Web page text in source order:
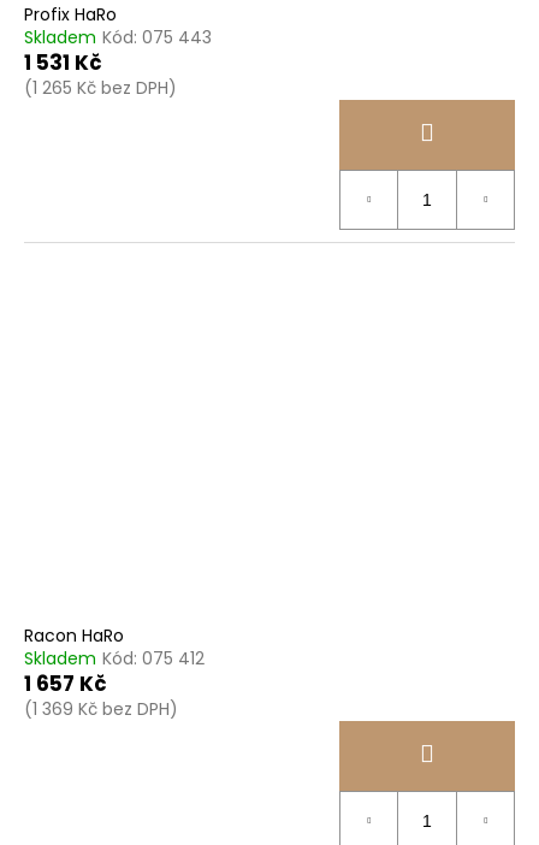
Profix HaRo
Skladem Kód: 075 443
1 531 Kč
(1 265 Kč bez DPH)
Racon HaRo
Skladem Kód: 075 412
1 657 Kč
(1 369 Kč bez DPH)